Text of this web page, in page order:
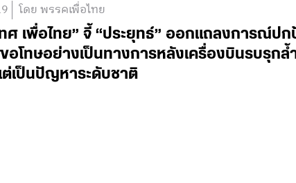
โดย พรรคเพื่อไทย
ทศ เพื่อไทย” จี้ “ประยุทธ์” ออกแถลงการณ์ป
อโทษอย่างเป็นทางการหลังเครื่องบินรบรุกล้
เป็นปัญหาระดับชาติ